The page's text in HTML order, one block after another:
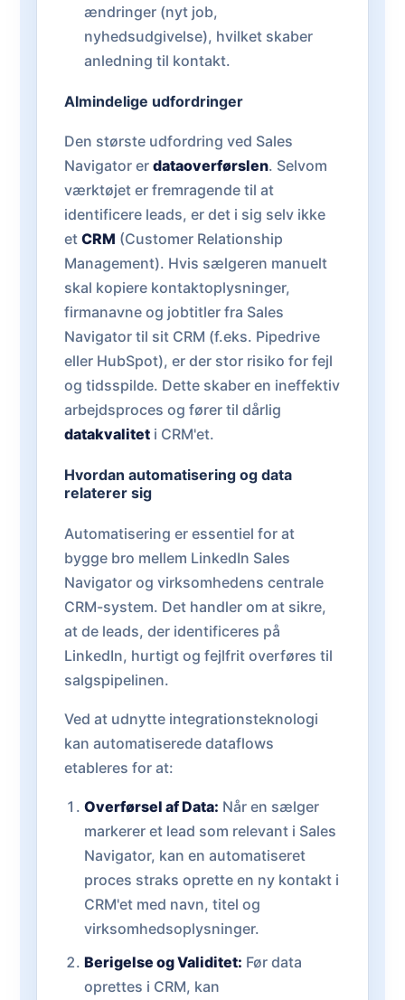
ændringer (nyt job,
nyhedsudgivelse), hvilket skaber
anledning til kontakt.
Almindelige udfordringer
Den største udfordring ved Sales
Navigator er dataoverførslen. Selvom
værktøjet er fremragende til at
identificere leads, er det i sig selv ikke
et CRM (Customer Relationship
Management). Hvis sælgeren manuelt
skal kopiere kontaktoplysninger,
firmanavne og jobtitler fra Sales
Navigator til sit CRM (f.eks. Pipedrive
eller HubSpot), er der stor risiko for fejl
og tidsspilde. Dette skaber en ineffektiv
arbejdsproces og fører til dårlig
datakvalitet i CRM'et.
Hvordan automatisering og data
relaterer sig
Automatisering er essentiel for at
bygge bro mellem LinkedIn Sales
Navigator og virksomhedens centrale
CRM-system. Det handler om at sikre,
at de leads, der identificeres på
LinkedIn, hurtigt og fejlfrit overføres til
salgspipelinen.
Ved at udnytte integrationsteknologi
kan automatiserede dataflows
etableres for at:
Overførsel af Data: Når en sælger
markerer et lead som relevant i Sales
Navigator, kan en automatiseret
proces straks oprette en ny kontakt i
CRM'et med navn, titel og
virksomhedsoplysninger.
Berigelse og Validitet: Før data
oprettes i CRM, kan